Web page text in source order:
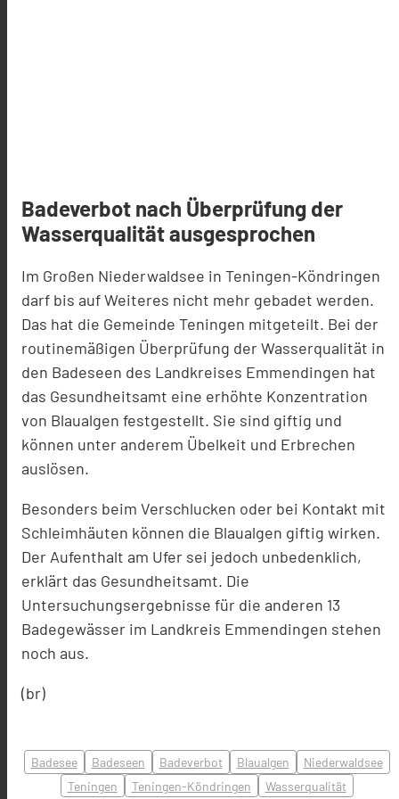
Badeverbot nach Überprüfung der
Wasserqualität ausgesprochen
Im Großen Niederwaldsee in Teningen-Köndringen
darf bis auf Weiteres nicht mehr gebadet werden.
Das hat die Gemeinde Teningen mitgeteilt. Bei der
routinemäßigen Überprüfung der Wasserqualität in
den Badeseen des Landkreises Emmendingen hat
das Gesundheitsamt eine erhöhte Konzentration
von Blaualgen festgestellt. Sie sind giftig und
können unter anderem Übelkeit und Erbrechen
auslösen.
Besonders beim Verschlucken oder bei Kontakt mit
Schleimhäuten können die Blaualgen giftig wirken.
Der Aufenthalt am Ufer sei jedoch unbedenklich,
erklärt das Gesundheitsamt. Die
Untersuchungsergebnisse für die anderen 13
Badegewässer im Landkreis Emmendingen stehen
noch aus.
(br)
Badesee Badeseen Badeverbot Blaualgen
Niederwaldsee
Teningen
Teningen-Köndringen Wasserqualität